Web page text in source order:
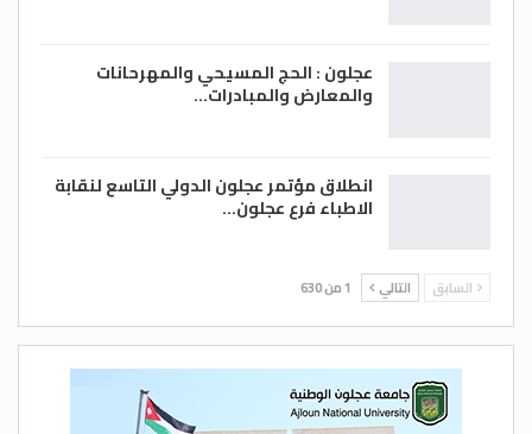
عجلون : الحج المسيحي والمهرحانات
والمعارض والمبادرات…
انطلاق مؤتمر عجلون الدولي التاسع لنقابة
الاطباء فرع عجلون…
السابق التالي 1 من 630